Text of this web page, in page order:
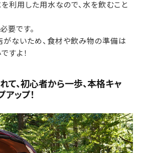
利用した用水なので、水を飲むこと
要です。
がないため、食材や飲み物の準備は
すよ！
て、初心者から一歩、本格キャ
ップ！